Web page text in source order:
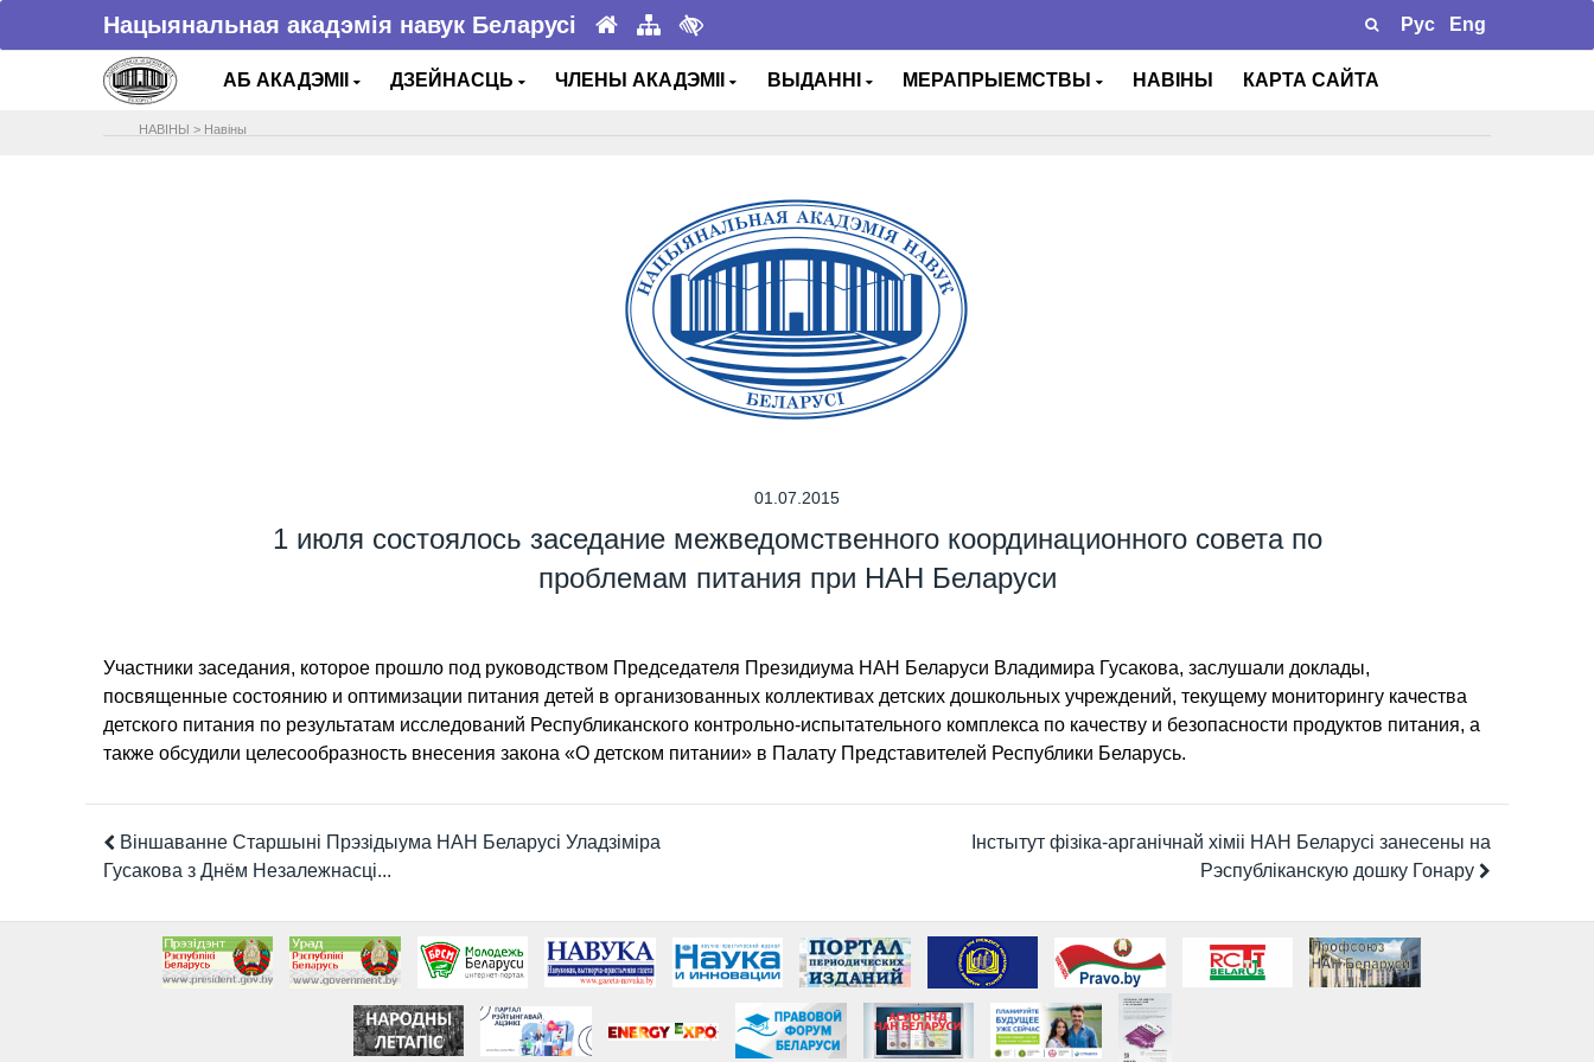
Нацыянальная акадэмія навук Беларусі Рус Eng
АБ АКАДЭМІІ ДЗЕЙНАСЦЬ ЧЛЕНЫ АКАДЭМІІ ВЫДАННІ МЕРАПРЫЕМСТВЫ НАВІНЫ КАРТА САЙТА
НАВIНЫ > Навіны
01.07.2015
1 июля состоялось заседание межведомственного координационного совета по
проблемам питания при НАН Беларуси
Участники заседания, которое прошло под руководством Председателя Президиума НАН Беларуси Владимира Гусакова, заслушали доклады,
посвященные состоянию и оптимизации питания детей в организованных коллективах детских дошкольных учреждений, текущему мониторингу качества
детского питания по результатам исследований Республиканского контрольно-испытательного комплекса по качеству и безопасности продуктов питания, а
также обсудили целесообразность внесения закона «О детском питании» в Палату Представителей Республики Беларусь.
Віншаванне Старшыні Прэзідыума НАН Беларусі Уладзіміра
Гусакова з Днём Незалежнасці...
Інстытут фізіка-арганічнай хіміі НАН Беларусі занесены на
Рэспубліканскую дошку Гонару